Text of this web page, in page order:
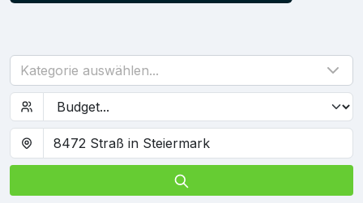
Kategorie auswählen...